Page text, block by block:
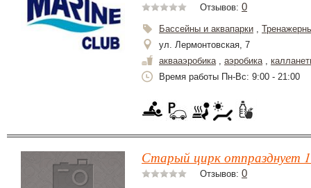
Отзывов: 0
Бассейны и аквапарки ,
ул. Лермонтовская, 7
аквааэробика, аэробика,
Время работы Пн-Вс: 9:00 - 21:00
Старый цирк отпразднует
Отзывов: 0